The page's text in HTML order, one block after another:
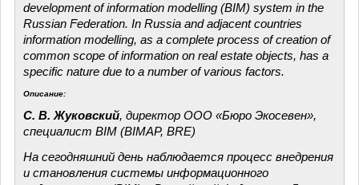
development of information modelling (BIM) system in the
Russian Federation. In Russia and adjacent countries
information modelling, as a complete process of creation of
common scope of information on real estate objects, has a
specific nature due to a number of various factors.
Описание:
С. В. Жуковский, директор ООО «Бюро Экосевен»,
специалист BIM (BIMAP, BRE)
На сегодняшний день наблюдается процесс внедрения
и становления системы информационного